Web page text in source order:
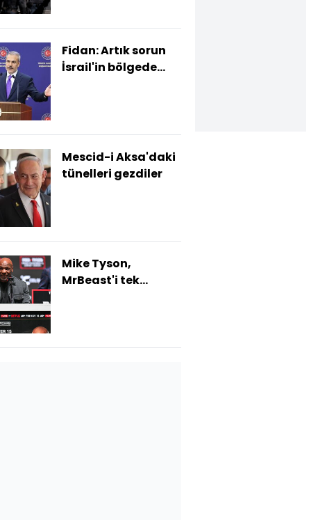
Fidan: Artık sorun
İsrail'in bölgede
Mescid-i Aksa'daki
tünelleri gezdiler
Mike Tyson,
MrBeast'i tek